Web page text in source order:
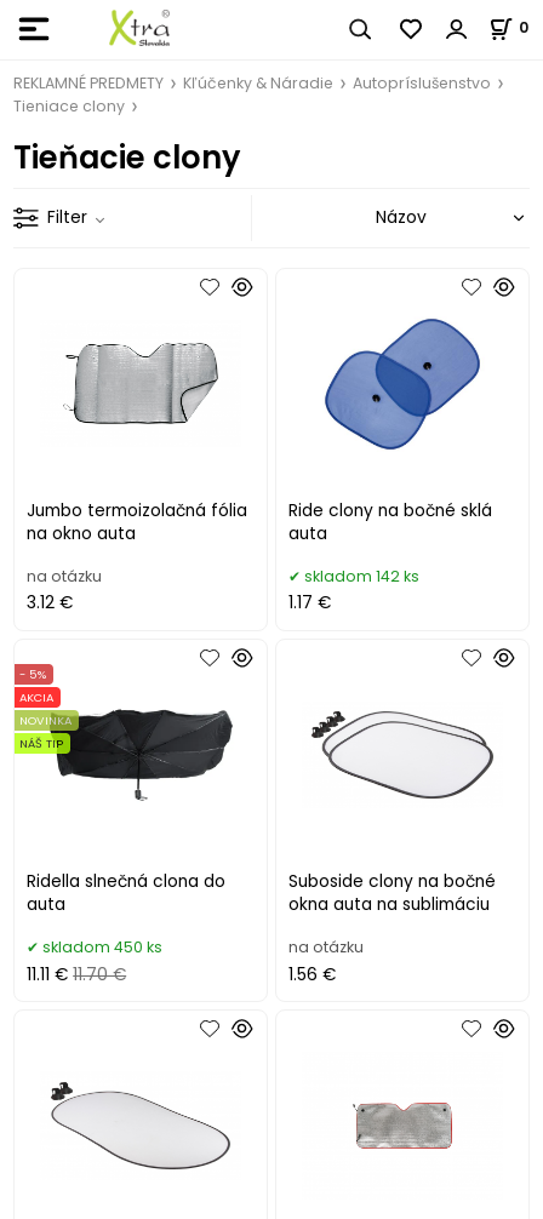
0
REKLAMNÉ PREDMETY Kľúčenky & Náradie
Autopríslušenstvo
Tieniace clony
Tieňacie clony
Filter
Jumbo termoizolačná fólia
na okno auta
na otázku
3.12 €
Ride clony na bočné sklá
auta
skladom 142 ks
1.17 €
Ridella slnečná clona do
auta
- 5%
AKCIA
NOVINKA
NÁŠ TIP
skladom 450 ks
11.11 € 11.70 €
Suboside clony na bočné
okna auta na sublimáciu
na otázku
1.56 €